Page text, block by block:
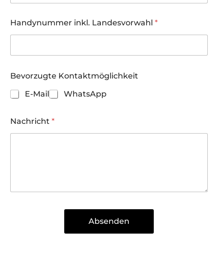
u
g
t
N
c
r
h
Handynummer inkl. Landesvorwahl *
Bevorzugte Kontaktmöglichkeit
E-Mail
WhatsApp
Nachricht *
Absenden